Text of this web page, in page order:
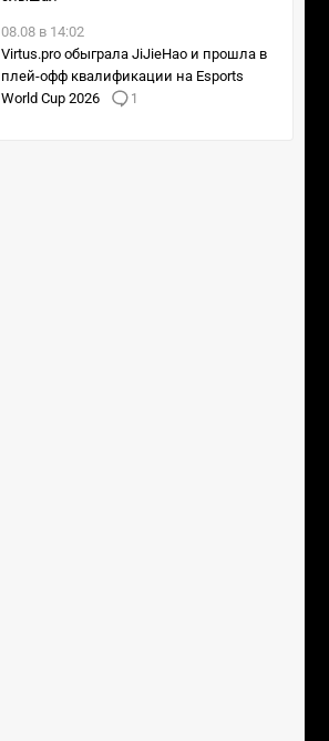
08.08 в 14:02
Virtus.pro обыграла JiJieHao и прошла в
плей-офф квалификации на Esports
World Cup 2026
1